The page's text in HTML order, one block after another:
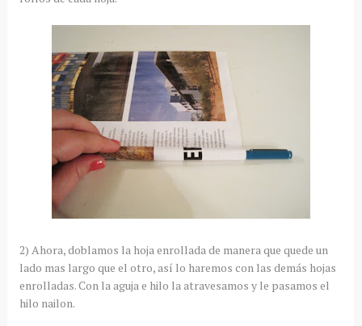
2) Ahora, doblamos la hoja enrollada de manera que quede un
lado mas largo que el otro, así lo haremos con las demás hojas
enrolladas. Con la aguja e hilo la atravesamos y le pasamos el
hilo nailon.